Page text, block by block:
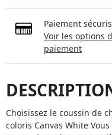
Paiement
Voir les options
paiement
Choisissez le coussin de
coloris Canvas White